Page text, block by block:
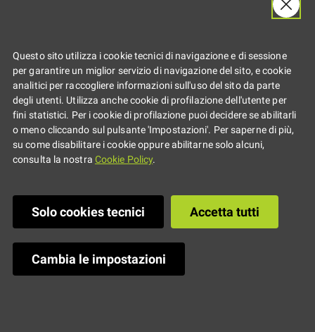
giovani scrittori e
editori
Questo sito utilizza i cookie tecnici di navigazione e di sessione
per garantire un miglior servizio di navigazione del sito, e cookie
analitici per raccogliere informazioni sull'uso del sito da parte
degli utenti. Utilizza anche cookie di profilazione dell'utente per
fini statistici. Per i cookie di profilazione puoi decidere se abilitarli
o meno cliccando sul pulsante 'Impostazioni'. Per saperne di più,
su come disabilitare i cookie oppure abilitarne solo alcuni,
consulta la nostra Cookie Policy.
Solo cookies tecnici Accetta tutti
Cambia le impostazioni